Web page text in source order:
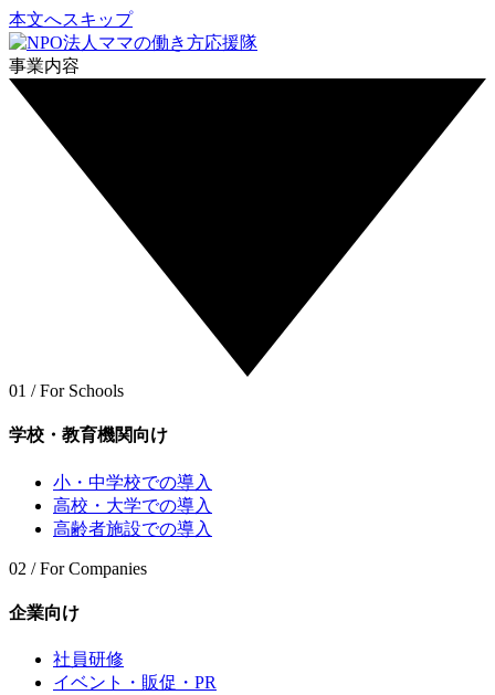
本文へスキップ
事業内容
01 / For Schools
学校・教育機関向け
小・中学校での導入
高校・大学での導入
高齢者施設での導入
02 / For Companies
企業向け
社員研修
イベント・販促・PR